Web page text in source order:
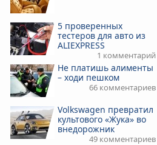
5 проверенных
тестеров для авто из
ALIEXPRESS
1 комментарий
Не платишь алименты
– ходи пешком
66 комментариев
Volkswagen превратил
культового «Жука» во
внедорожник
49 комментариев